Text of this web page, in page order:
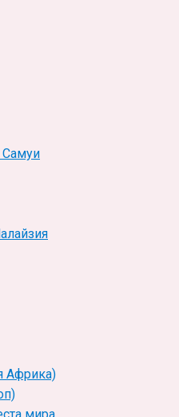
Самуи
Африка)
мира